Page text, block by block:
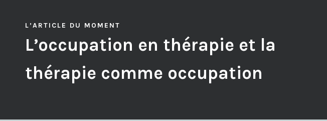
L’ARTICLE DU MOMENT
L’occupation en thérapie et la
thérapie comme occupation